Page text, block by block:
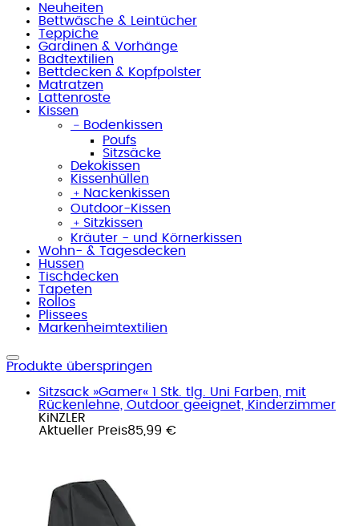
Neuheiten
Bettwäsche & Leintücher
Teppiche
Gardinen & Vorhänge
Badtextilien
Bettdecken & Kopfpolster
Matratzen
Lattenroste
Kissen
﹣ Bodenkissen
Poufs
Sitzsäcke
Dekokissen
Kissenhüllen
﹢ Nackenkissen
Outdoor-Kissen
﹢ Sitzkissen
Kräuter - und Körnerkissen
Wohn- & Tagesdecken
Hussen
Tischdecken
Tapeten
Rollos
Plissees
Markenheimtextilien
Produkte überspringen
Sitzsack »Gamer« 1 Stk. tlg. Uni Farben, mit
Rückenlehne, Outdoor geeignet, Kinderzimmer
KiNZLER
Aktueller Preis85,99 €